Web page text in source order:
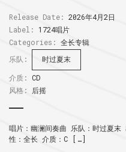
Release Date: 2026年4月2日
Label:
1724唱片
Categories: 全长专辑
乐队:
时过夏末
介质: CD
风格:
后摇
唱片：幽澜间奏曲 乐队：时过夏
性：全长 介质：C […]